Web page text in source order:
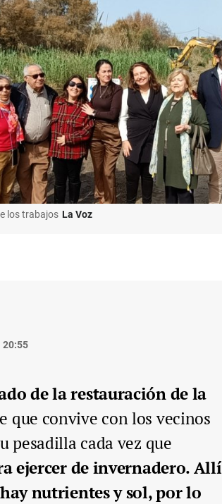
los trabajos La Voz
20:55
de la restauración de la
que convive con los vecinos
pesadilla cada vez que
ejercer de invernadero. Allí
nutrientes y sol, por lo